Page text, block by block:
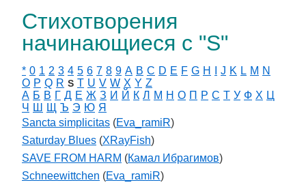
Стихотворения
начинающиеся с "S"
* 0 1 2 3 4 5 6 7 8 9 A B C D E F G H J K L M N
O P Q R S T U V W X Y Z
А Б В Г Д Е Ж З И Й К Л М Н О П Р С Т У Ф Х Ц
Ч
Ш Щ Ъ Э Ю Я
Sancta simplicitas (Eva_ramiR)
Saturday Blues (XRayFish)
SAVE FROM HARM (Камал Ибрагимов)
Schneewittchen (Eva_ramiR)